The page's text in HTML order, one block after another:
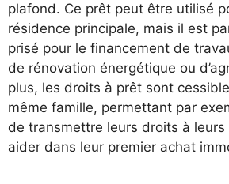
plafond. Ce prêt peut être utilisé
résidence principale, mais il est
prisé pour le financement de
de rénovation énergétique ou
plus, les droits à prêt sont
même famille, permettant par
de transmettre leurs droits à
aider dans leur premier achat